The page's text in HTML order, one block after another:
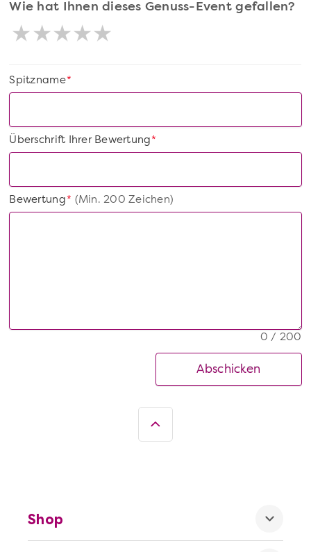
Wie hat Ihnen dieses Genuss-Event gefallen?
*
Spitzname
*
Überschrift Ihrer Bewertung
*
Bewertung(Min. 200 Zeichen)
0 / 200
Abschicken
Shop